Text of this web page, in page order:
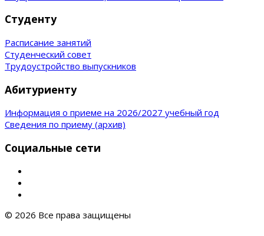
Студенту
Расписание занятий
Студенческий совет
Трудоустройство выпускников
Абитуриенту
Информация о приеме на 2026/2027 учебный год
Сведения по приему (архив)
Социальные сети
© 2026 Все права защищены